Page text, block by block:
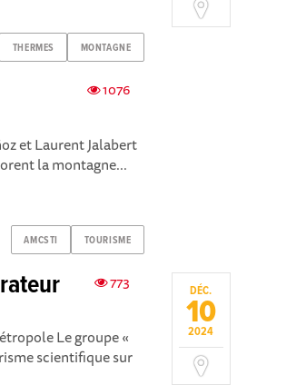
THERMES MONTAGNE
1076
et Laurent Jalabert
la montagne...
AMCSTI TOURISME
DÉC.
10
2024
773
Le groupe «
scientifique sur